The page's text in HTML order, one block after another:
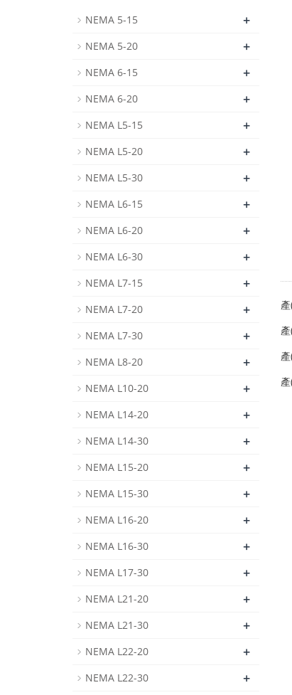
NEMA 5-15 +
NEMA 5-20 +
NEMA 6-15 +
NEMA 6-20 +
NEMA L5-15 +
NEMA L5-20 +
NEMA L5-30 +
NEMA L6-15 +
NEMA L6-20 +
NEMA L6-30 +
NEMA L7-15 +
NEMA L7-20 +
NEMA L7-30 +
NEMA L8-20 +
NEMA L10-20 +
NEMA L14-20 +
NEMA L14-30 +
NEMA L15-20 +
NEMA L15-30 +
NEMA L16-20 +
NEMA L16-30 +
NEMA L17-30 +
NEMA L21-20 +
NEMA L21-30 +
NEMA L22-20 +
NEMA L22-30 +